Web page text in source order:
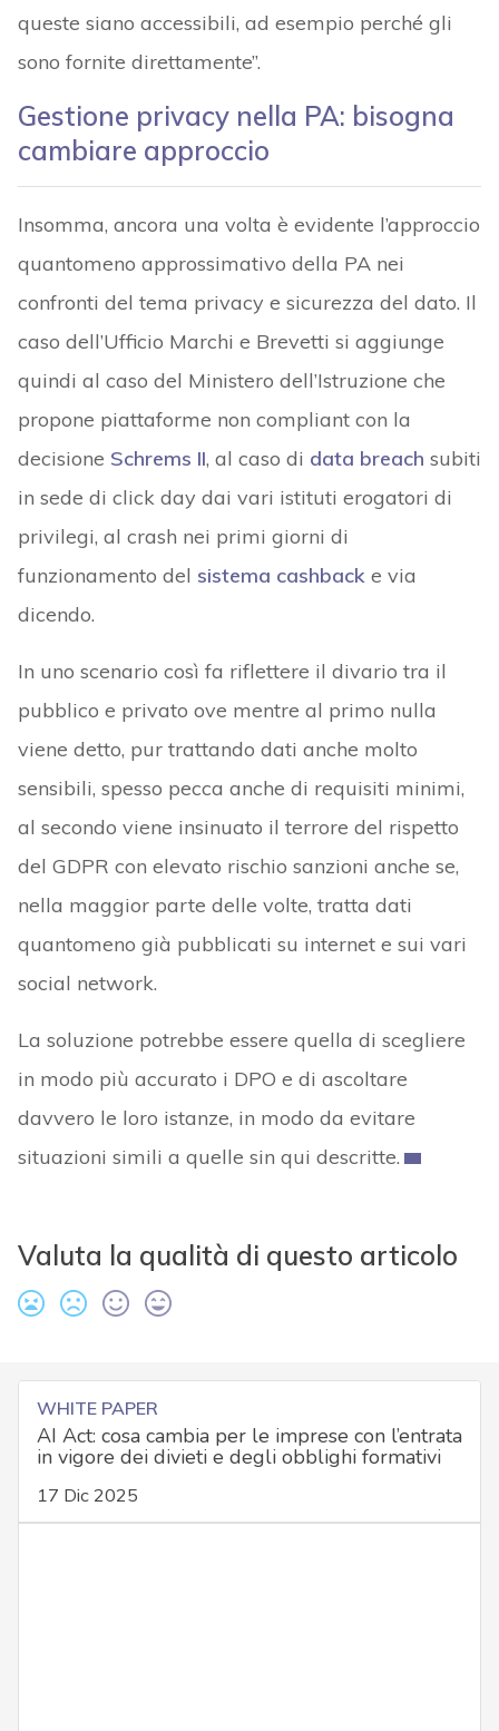
queste siano accessibili, ad esempio perché gli
sono fornite direttamente”.
Gestione privacy nella PA: bisogna
cambiare approccio
Insomma, ancora una volta è evidente l’approccio
quantomeno approssimativo della PA nei
confronti del tema privacy e sicurezza del dato. Il
caso dell’Ufficio Marchi e Brevetti si aggiunge
quindi al caso del Ministero dell’Istruzione che
propone piattaforme non compliant con la
decisione Schrems II, al caso di data breach subiti
in sede di click day dai vari istituti erogatori di
privilegi, al crash nei primi giorni di
funzionamento del sistema cashbacke via
dicendo.
In uno scenario così fa riflettere il divario tra il
pubblico e privato ove mentre al primo nulla
viene detto, pur trattando dati anche molto
sensibili, spesso pecca anche di requisiti minimi,
al secondo viene insinuato il terrore del rispetto
del GDPR con elevato rischio sanzioni anche se,
nella maggior parte delle volte, tratta dati
quantomeno già pubblicati su internet e sui vari
social network.
La soluzione potrebbe essere quella di scegliere
in modo più accurato i DPO e di ascoltare
davvero le loro istanze, in modo da evitare
situazioni simili a quelle sin qui descritte.
Valuta la qualità di questo articolo
WHITE PAPER
AI Act: cosa cambia per le imprese con l’entrata
in vigore dei divieti e degli obblighi formativi
17 Dic 2025